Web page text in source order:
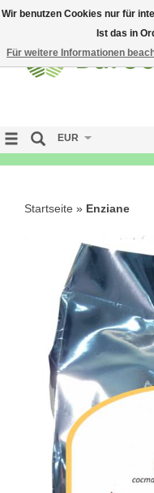
EUR
Startseite » Enziane
Wir benutzen Cookies nur für
Ist das in
Für weitere Informationen